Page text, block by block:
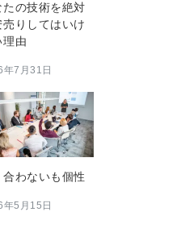
たの技術を絶対
売りしてはいけ
理由
年7月31日
合わないも個性
年5月15日